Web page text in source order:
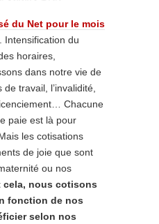
du Net pour le mois
. Intensification du
horaires,
dans notre vie de
travail, l’invalidité,
Chacune
paie est là pour
les cotisations
de joie que sont
ou nos
cela, nous cotisons
fonction de nos
selon nos